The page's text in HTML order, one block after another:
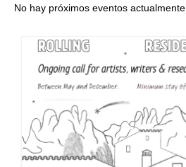
No hay próximos eventos actualmente.